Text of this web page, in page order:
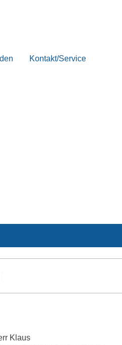
Kontakt/Service
Klaus